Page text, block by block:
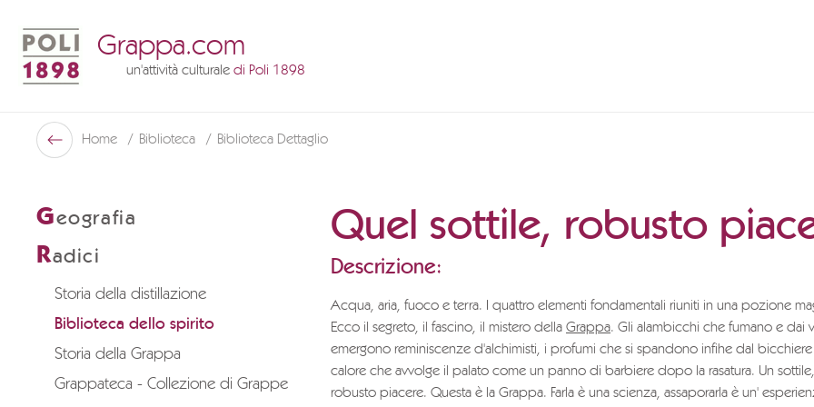
Grappa.com
un'attività culturale di Poli 1898
Indietro
Home Biblioteca Biblioteca Dettaglio
Geografia
Radici
Storia della distillazione
Biblioteca dello spirito
Storia della Grappa
Grappateca - Collezione di Grappe
Quel sottile, robusto
Descrizione:
Acqua, aria, fuoco e terra. I quattro elementi fondamentali riuniti in una pozione
Ecco il segreto, il fascino, il mistero della Grappa. Gli alambicchi che fumano e dai
emergono reminiscenze d'alchimisti, i profumi che si spandono infihe dal bicchiere
calore che avvolge il palato come un panno di barbiere dopo la rasatura. Un sottile,
robusto piacere. Questa è la Grappa. Farla è una scienza, assaporarla è un'